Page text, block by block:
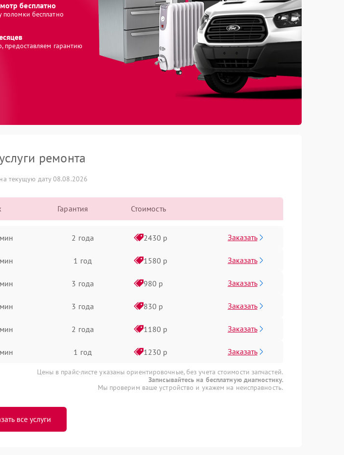
бесплатно
бесплатно
предоставляем гарантию
ремонта
текущую дату 08.08.2026
Гарантия Стоимость
2 года 2430 р Заказать
1 год 1580 р Заказать
3 года 980 р Заказать
3 года 830 р Заказать
2 года 1180 р Заказать
1 год 1230 р Заказать
Цены в прайс-листе указаны ориентировочные, без учета стоимости запчастей.
Записывайтесь на бесплатную диагностику.
Мы проверим ваше устройство и укажем на неисправность.
все услуги